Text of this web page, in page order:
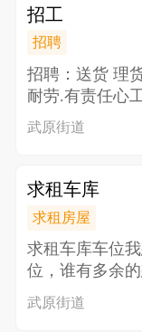
招工
招聘
招聘：送货 理
耐劳.有责任心
武原街道
求租车库
求租房屋
求租车库车位
位，谁有多余
聊13013
武原街道